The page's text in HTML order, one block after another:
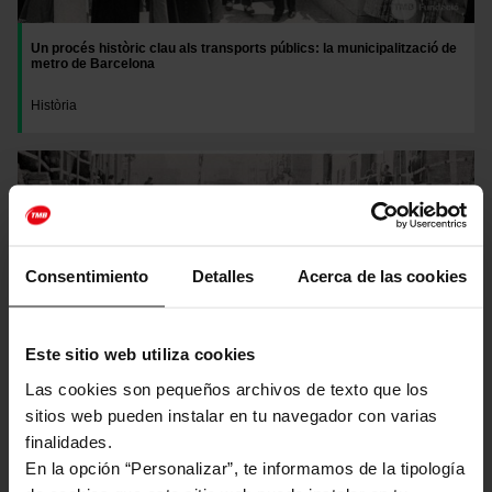
Consentimiento Detalles Acerca de las cookies
Este sitio web utiliza cookies
Las cookies son pequeños archivos de texto que los
sitios web pueden instalar en tu navegador con varias
finalidades.
En la opción “Personalizar”, te informamos de la tipología
Un procés històric clau als transports públics: la municipalització de
metro de Barcelona
Història
Imatge